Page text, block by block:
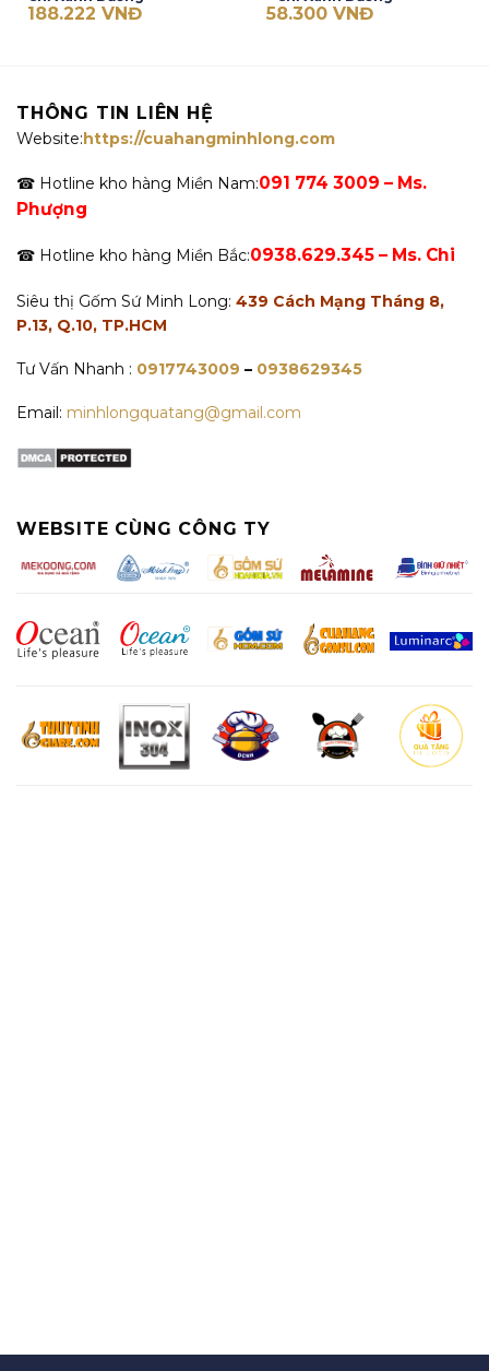
188.222 VNĐ 58.300 VNĐ
THÔNG TIN LIÊN HỆ
Website:https://cuahangminhlong.com
☎ Hotline kho hàng Miền Nam:091 774 3009 – Ms.
Phượng
☎ Hotline kho hàng Miền Bắc:0938.629.345 – Ms. Chi
Siêu thị Gốm Sứ Minh Long: 439 Cách Mạng Tháng 8,
P.13, Q.10, TP.HCM
Tư Vấn Nhanh : 0917743009 – 0938629345
Email: minhlongquatang@gmail.com
WEBSITE CÙNG CÔNG TY